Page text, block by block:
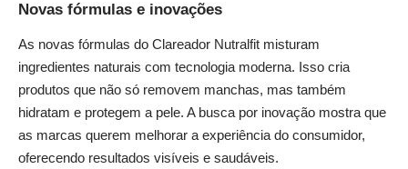
Novas fórmulas e inovações
As novas fórmulas do Clareador Nutralfit misturam
ingredientes naturais com tecnologia moderna. Isso cria
produtos que não só removem manchas, mas também
hidratam e protegem a pele. A busca por inovação mostra que
as marcas querem melhorar a experiência do consumidor,
oferecendo resultados visíveis e saudáveis.